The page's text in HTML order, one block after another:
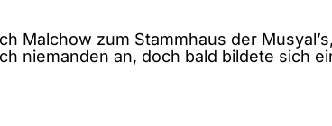
Malchow zum Stammhaus der
niemanden an, doch bald bildete sich